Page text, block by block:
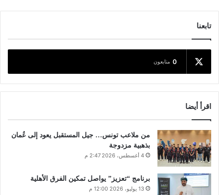
تابعنا
0 متابعون
اقرأ أيضا
من ملاعب تونس… جيل المستقبل يعود إلى عُمان
بذهبية مزدوجة
4 أغسطس، 2026 2:47 م
برنامج “تعزيز” يواصل تمكين الفرق الأهلية
13 يوليو، 2026 12:00 م